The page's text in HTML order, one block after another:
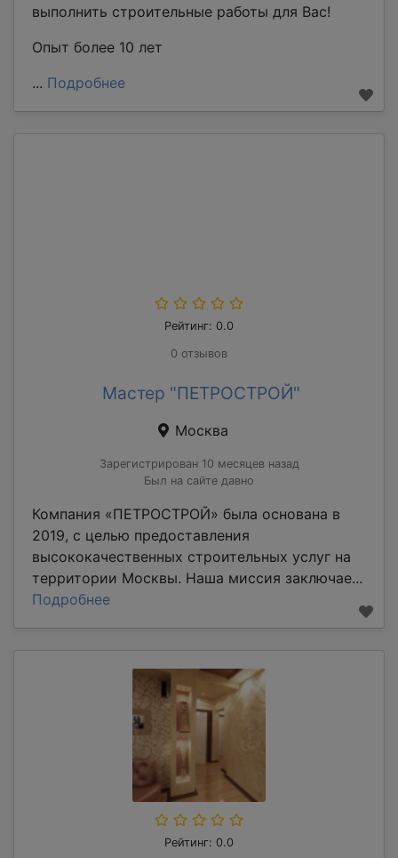
выполнить строительные работы для Вас!
Опыт более 10 лет
... Подробнее
Рейтинг: 0.0
0 отзывов
Мастер "ПЕТРОСТРОЙ"
Москва
Зарегистрирован 10 месяцев назад
Был на сайте давно
Компания «ПЕТРОСТРОЙ» была основана в
2019, с целью предоставления
высококачественных строительных услуг на
территории Москвы. Наша миссия заключае...
Подробнее
Рейтинг: 0.0